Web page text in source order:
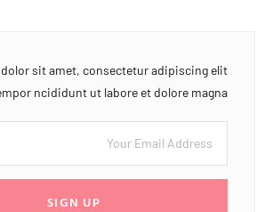
sit amet, consectetur adipiscing elit
ncididunt ut labore et dolore magna
SIGN UP